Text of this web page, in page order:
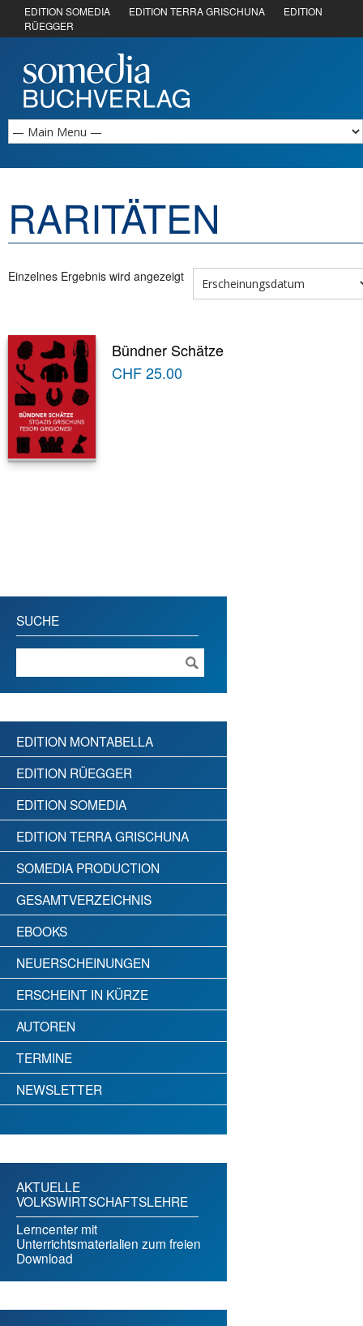
EDITION SOMEDIA EDITION TERRA GRISCHUNA
EDITION
RÜEGGER
RARITÄTEN
Einzelnes Ergebnis wird angezeigt
Bündner Schätze
CHF25.00
SUCHE
EDITION MONTABELLA
EDITION RÜEGGER
EDITION SOMEDIA
EDITION TERRA GRISCHUNA
SOMEDIA PRODUCTION
GESAMTVERZEICHNIS
EBOOKS
NEUERSCHEINUNGEN
ERSCHEINT IN KÜRZE
AUTOREN
TERMINE
NEWSLETTER
AKTUELLE
VOLKSWIRTSCHAFTSLEHRE
Lerncenter mit
Unterrichtsmaterialien zum freien
Download